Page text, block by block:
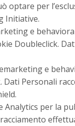
per
Initiative.
e
Doubleclick.
e
Personali
Analytics per la